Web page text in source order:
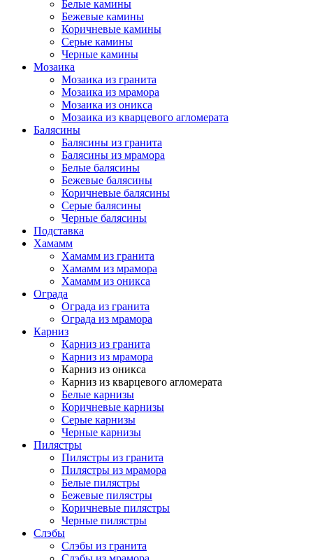
Белые камины
Бежевые камины
Коричневые камины
Серые камины
Черные камины
Мозаика
Мозаика из гранита
Мозаика из мрамора
Мозаика из оникса
Мозаика из кварцевого агломерата
Балясины
Балясины из гранита
Балясины из мрамора
Белые балясины
Бежевые балясины
Коричневые балясины
Серые балясины
Черные балясины
Подставка
Хамамм
Хамамм из гранита
Хамамм из мрамора
Хамамм из оникса
Ограда
Ограда из гранита
Ограда из мрамора
Карниз
Карниз из гранита
Карниз из мрамора
Карниз из оникса
Карниз из кварцевого агломерата
Белые карнизы
Коричневые карнизы
Серые карнизы
Черные карнизы
Пилястры
Пилястры из гранита
Пилястры из мрамора
Белые пилястры
Бежевые пилястры
Коричневые пилястры
Черные пилястры
Слэбы
Слэбы из гранита